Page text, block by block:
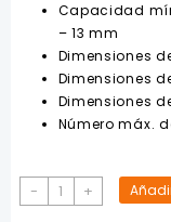
Capacidad
– 13 mm
Dimensiones
Dimensiones
Dimensiones
Número máx.
-
Taladro
Percutor
+